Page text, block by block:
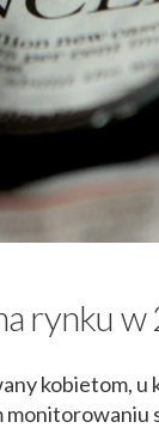
rynku
kobietom,